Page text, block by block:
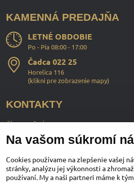
KAMENNÁ PREDAJŇA
LETNÉ OBDOBIE
Po - Pia 08:00 - 17:00
Čadca 022 25
Horelica 116
(klikni pre zobrazenie mapy)
KONTAKTY
ChopperStyle s.r.o.
Ing. Martin Murčo
+421 911 364 555
obchod​@chopperstyle​.sk
Na vašom súkromí
Cookies používame na zlepšenie vašej
stránky, analýzu jej výkonnosti a
používaní. My a naši partneri máme k